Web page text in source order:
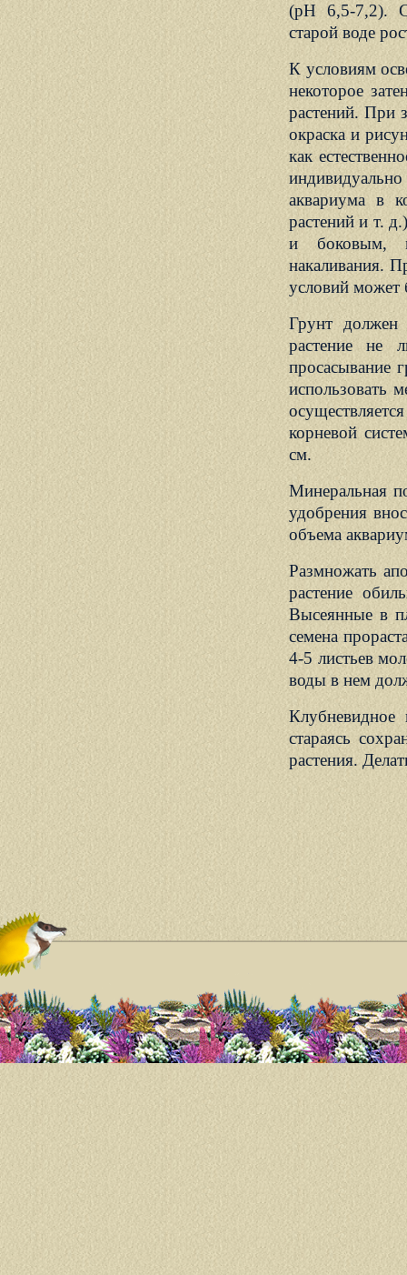
(рН 6,5-7,2).
старой воде
К условиям
некоторое
растений. При
окраска и
как
аквариума в
растений и т.
и боковым,
накаливания.
условий может
Грунт должен
растение не
просасывание
использовать
корневой
см.
Минеральная
удобрения
объема
Размножать
растение
Высеянные в
семена
4-5 листьев
воды в нем
Клубневидное
стараясь
растения.